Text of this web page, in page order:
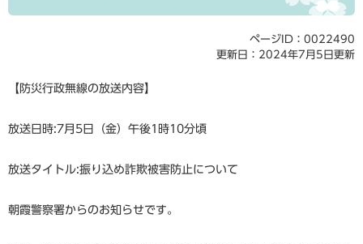
ページID：0022490
更新日：2024年7月5日更新
【防災行政無線の放送内容】
放送日時:7月5日（金）午後1時10分頃
放送タイトル:振り込め詐欺被害防止について
朝霞警察署からのお知らせです。